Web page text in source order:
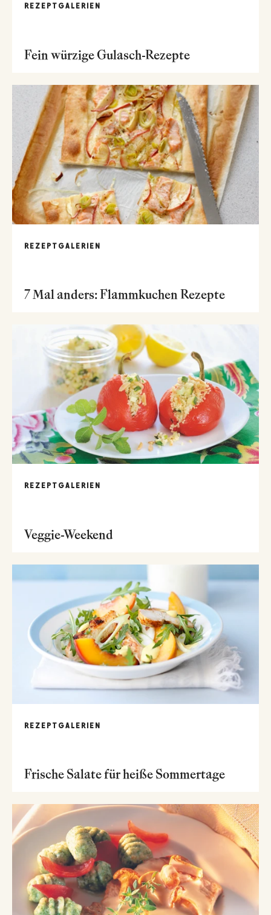
REZEPTGALERIEN
Fein würzige Gulasch-Rezepte
REZEPTGALERIEN
7 Mal anders: Flammkuchen Rezepte
REZEPTGALERIEN
Veggie-Weekend
REZEPTGALERIEN
Frische Salate für heiße Sommertage